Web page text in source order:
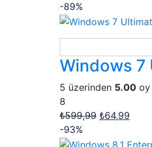
-89%
Windows 7
5 üzerinden 5.00 oy
8
₺599,99 ₺64,99
-93%